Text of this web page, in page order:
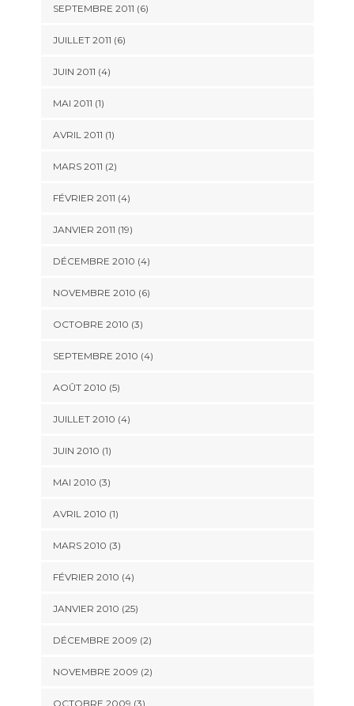
SEPTEMBRE 2011 (6)
JUILLET 2011 (6)
JUIN 2011 (4)
MAI 2011 (1)
AVRIL 2011 (1)
MARS 2011 (2)
FÉVRIER 2011 (4)
JANVIER 2011 (19)
DÉCEMBRE 2010 (4)
NOVEMBRE 2010 (6)
OCTOBRE 2010 (3)
SEPTEMBRE 2010 (4)
AOÛT 2010 (5)
JUILLET 2010 (4)
JUIN 2010 (1)
MAI 2010 (3)
AVRIL 2010 (1)
MARS 2010 (3)
FÉVRIER 2010 (4)
JANVIER 2010 (25)
DÉCEMBRE 2009 (2)
NOVEMBRE 2009 (2)
OCTOBRE 2009 (3)